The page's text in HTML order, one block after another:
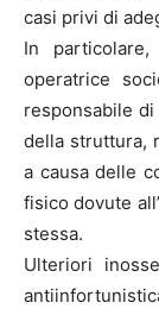
casi privi di
In
operatrice
responsabile
della struttura,
a causa delle
fisico dovute
stessa.
Ulteriori